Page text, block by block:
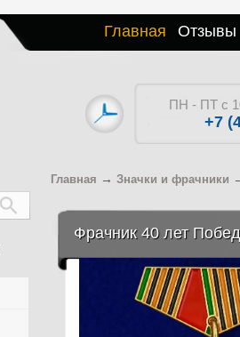
Главная Отзывы
ПН - ПТ с
+7
Главная → Значки и фрачники
Фрачник 40 лет